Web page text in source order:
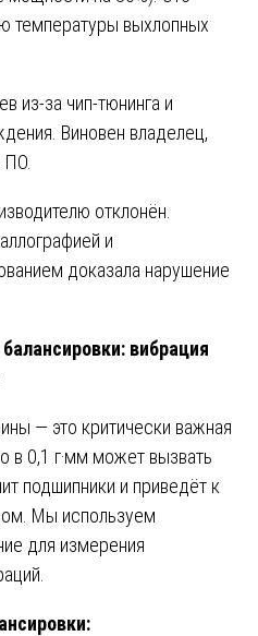
температуры выхлопных
из-за чип-тюнинга и
Виновен владелец,
ПО.
отклонён.
и
доказала нарушение
вибрация
— это критически важная
в 0,1 г·мм может вызвать
подшипники и приведёт к
Мы используем
для измерения